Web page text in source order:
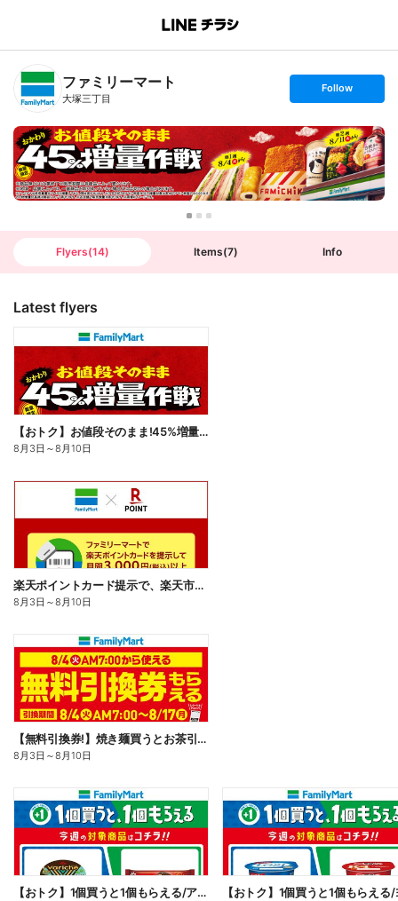
B
n
T
ファミリーマート
大塚三丁目
s
t
o
l
l
o
w
Follow
Flyers(14) Items(7) Info
Latest flyers
【おトク】お値段そのまま!45%増量作戦!
8月3日 ～8月10日
楽天ポイントカード提示で、楽天市場でのお買い物がおトクに!
8月3日 ～8月10日
【無料引換券!】焼き麺買うとお茶引換券貰える!
8月3日 ～8月10日
【おトク】1個買うと1個もらえる/アイス